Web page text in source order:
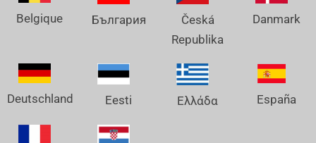
Belgique България
Česká
Republika
Danmark
Deutschland Eesti Ελλάδα España